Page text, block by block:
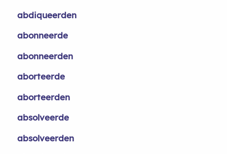
abdiqueerden
abonneerde
abonneerden
aborteerde
aborteerden
absolveerde
absolveerden